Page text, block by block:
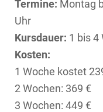
Termine: Montag
Uhr
Kursdauer: 1 bis 4
Kosten:
1 Woche kostet
2 Wochen: 369 €
3 Wochen: 449 €